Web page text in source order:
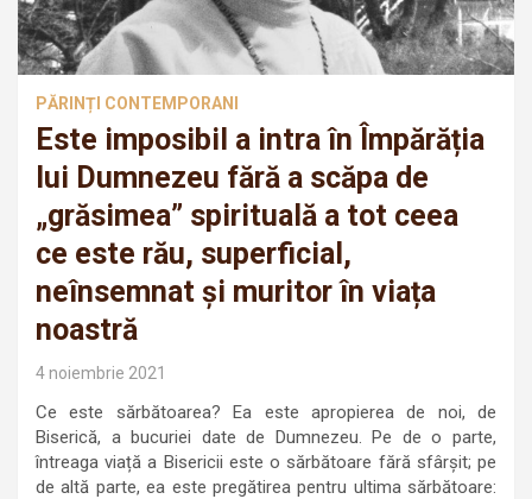
PĂRINȚI CONTEMPORANI
Este imposibil a intra în Împărăția
lui Dumnezeu fără a scăpa de
„grăsimea” spirituală a tot ceea
ce este rău, superficial,
neînsemnat și muritor în viața
noastră
4 noiembrie 2021
Ce este sărbătoarea? Ea este apropierea de noi, de
Biserică, a bucuriei date de Dumnezeu. Pe de o parte,
întreaga viață a Bisericii este o sărbătoare fără sfârșit; pe
de altă parte, ea este pregătirea pentru ultima sărbătoare: